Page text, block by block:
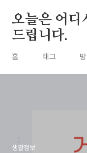
오늘은 어디
드립니다.
홈 태그
생활정보